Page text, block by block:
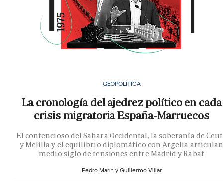
GEOPOLÍTICA
La cronología del ajedrez político en cada
crisis migratoria España-Marruecos
El contencioso del Sahara Occidental, la soberanía de
y Melilla y el equilibrio diplomático con Argelia articulan
medio siglo de tensiones entre Madrid y Rabat
Pedro Marín y Guillermo Villar